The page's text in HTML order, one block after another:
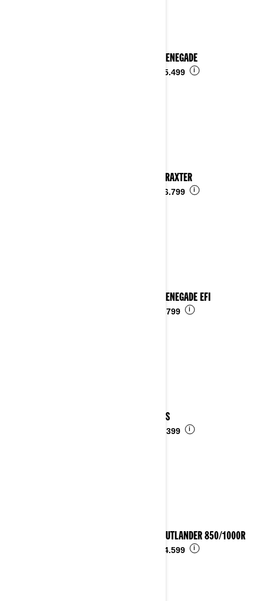
2025 RENEGADE
€ 15.499 i
2025 TRAXTER
€ 16.799 i
2025 RENEGADE EFI
€ 4.799 i
2025 DS
€ 6.399 i
2025 OUTLANDER 850/1000R
€ 14.599 i